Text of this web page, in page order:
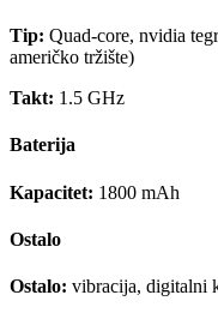
Tip: Quad-core, nvidia
američko tržište)
Takt: 1.5 GHz
Baterija
Kapacitet: 1800 mAh
Ostalo
Ostalo: vibracija, digitalni